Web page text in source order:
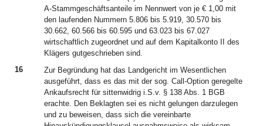
A-Stammgeschäftsanteile im Nennwert von je € 1,00 mit
den laufenden Nummern 5.806 bis 5.919, 30.570 bis
30.662, 60.566 bis 60.595 und 63.023 bis 67.027
wirtschaftlich zugeordnet und auf dem Kapitalkonto II des
Klägers gutgeschrieben sind.
16
Zur Begründung hat das Landgericht im Wesentlichen
ausgeführt, dass es das mit der sog. Call-Option geregelte
Ankaufsrecht für sittenwidrig i.S.v. § 138 Abs. 1 BGB
erachte. Den Beklagten sei es nicht gelungen darzulegen
und zu beweisen, dass sich die vereinbarte